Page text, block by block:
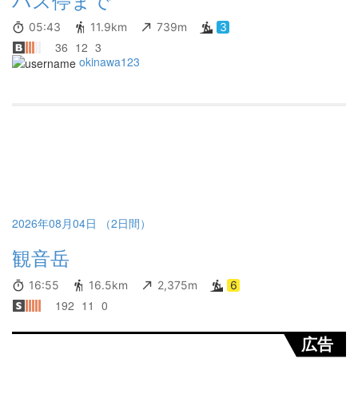
05:43 11.9km 739m 3
36 12 3
okinawa123
2026年08月04日 （2日間）
観音岳
16:55 16.5km 2,375m 6
192 11 0
広告